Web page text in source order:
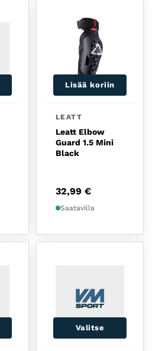
Lisää koriin
LEATT
Leatt Elbow
Guard 1.5 Mini
Black
32,99 €
Saatavilla
Valitse